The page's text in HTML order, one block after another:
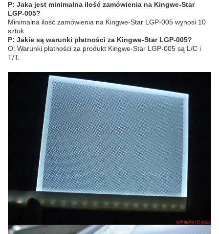
P: Jaka jest minimalna ilość zamówienia na Kingwe-Star
LGP-005?
Minimalna ilość zamówienia na Kingwe-Star LGP-005 wynosi 10
sztuk.
P: Jakie są warunki płatności za Kingwe-Star LGP-005?
O: Warunki płatności za produkt Kingwe-Star LGP-005 są L/C i
T/T.